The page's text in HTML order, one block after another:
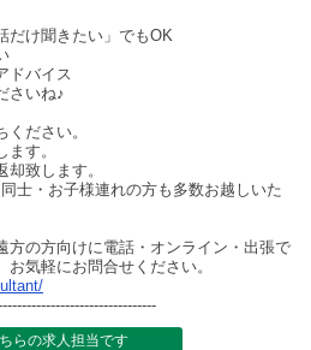
だけ聞きたい」でもOK
ドバイス
さいね♪
ださい。
す。
致します。
士・お子様連れの方も多数お越しいた
方の方向けに電話・オンライン・出張で
気軽にお問合せください。
らの求人担当です